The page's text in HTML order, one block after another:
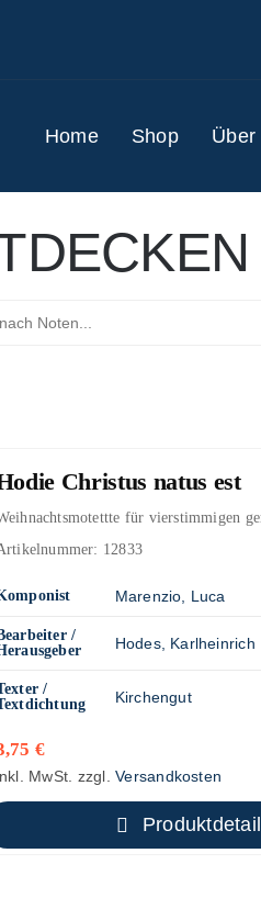
Home Shop Über
Christus natus est
für vierstimmigen
12833
Marenzio, Luca
/
Hodes, Karlheinrich
/
Kirchengut
€
MwSt. zzgl.Versandkosten